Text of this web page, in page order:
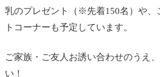
乳のプレゼント（※先着150名）や、
トコーナーも予定しています。
ご家族・ご友人お誘い合わせのうえ
い！